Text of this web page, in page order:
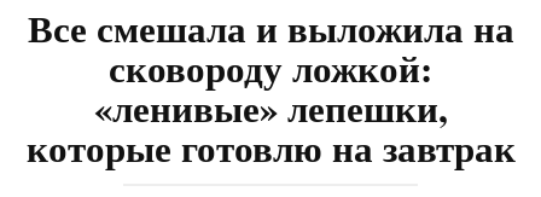
Все смешала и выложила на
сковороду ложкой:
«ленивые» лепешки,
которые готовлю на завтрак